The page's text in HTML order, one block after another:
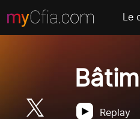
Le
Replay